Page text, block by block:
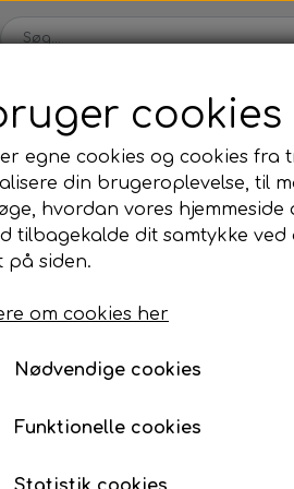
Karts Kartdele
OK/KZ/DD2 kart
Bagaksler/Lejeskåle
Bodywork
Motor tilbehør
Pedaler
Motor
Iame
Komplette motorer
olie, mm.
mm.
cookies
egne cookies og cookies fra
din brugeroplevelse, til
hvordan vores hjemmeside
tilbagekalde dit samtykke
på siden.
om cookies her
Nødvendige cookies
Funktionelle cookies